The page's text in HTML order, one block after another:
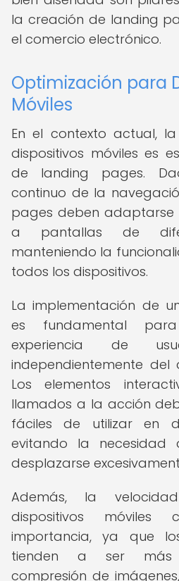
la creación de landing
el comercio electrónico.
Optimización para
Móviles
En el contexto actual,
dispositivos móviles es
de landing pages.
continuo de la
pages deben
a pantallas de
manteniendo la
todos los dispositivos.
La implementación de
es fundamental
experiencia de
independientemente del
Los elementos
llamados a la acción
fáciles de utilizar en
evitando la
desplazarse
Además, la
dispositivos
importancia, ya que
tienden a ser más
compresión de